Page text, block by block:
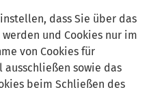
dass Sie über das
und Cookies nur im
von Cookies für
sowie das
beim Schließen des